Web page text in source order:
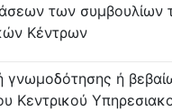
των συμβουλίων
Κέντρων
γνωμοδότησης ή
Κεντρικού